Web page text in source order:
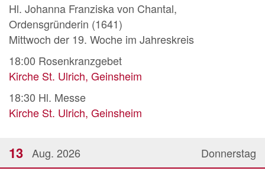
Hl. Johanna Franziska von Chantal,
Ordensgründerin (1641)
Mittwoch der 19. Woche im Jahreskreis
18:00 Rosenkranzgebet
Kirche St. Ulrich, Geinsheim
18:30 Hl. Messe
Kirche St. Ulrich, Geinsheim
Donnerstag
13 Aug. 2026